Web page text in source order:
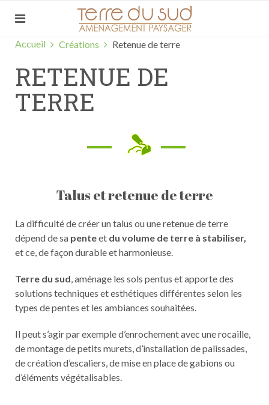
Accueil Créations Retenue de terre
RETENUE DE
TERRE
Talus et retenue de terre
La difficulté de créer un talus ou une retenue de terre
dépend de sa penteet du volume de terre à stabiliser,
et ce, de façon durable et harmonieuse.
Terre du sud, aménage les sols pentus et apporte des
solutions techniques et esthétiques différentes selon les
types de pentes et les ambiances souhaitées.
Il peut s’agir par exemple d’enrochement avec une rocaille,
de montage de petits murets, d’installation de palissades,
de création d’escaliers, de mise en place de gabions ou
d’éléments végétalisables.